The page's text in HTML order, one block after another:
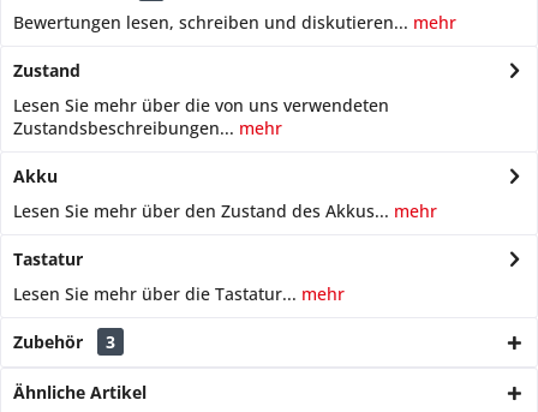
Bewertungen lesen, schreiben und diskutieren... mehr
Zustand
Lesen Sie mehr über die von uns verwendeten
Zustandsbeschreibungen... mehr
Akku
Lesen Sie mehr über den Zustand des Akkus... mehr
Tastatur
Lesen Sie mehr über die Tastatur... mehr
Zubehör 3
Ähnliche Artikel